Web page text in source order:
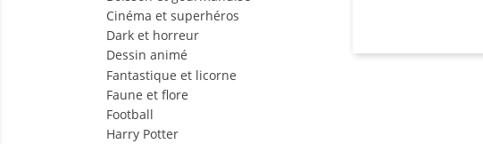
Cinéma et superhéros
Dark et horreur
Dessin animé
Fantastique et licorne
Faune et flore
Football
Harry Potter